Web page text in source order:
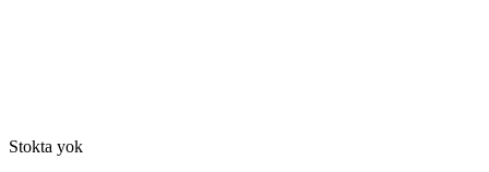
Stokta yok